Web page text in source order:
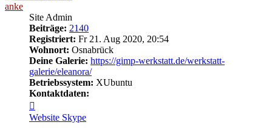
anke
Site Admin
Beiträge: 2140
Registriert: Fr 21. Aug 2020, 20:54
Wohnort: Osnabrück
Deine Galerie: https://gimp-werkstatt.de/werkstatt-
galerie/eleanora/
Betriebssystem: XUbuntu
Kontaktdaten:
von
anke
Website Skype